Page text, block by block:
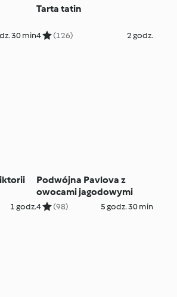
30 min
Tarta tatin
4 (126) 2 godz.
1 godz.
Podwójna Pavlova z
owocami jagodowymi
4 (98) 5 godz. 30 min